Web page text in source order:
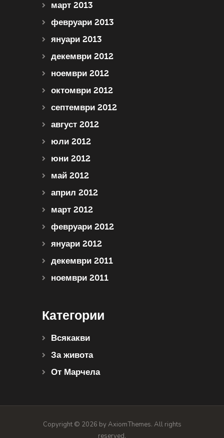
март 2013
февруари 2013
януари 2013
декември 2012
ноември 2012
октомври 2012
септември 2012
август 2012
юли 2012
юни 2012
май 2012
април 2012
март 2012
февруари 2012
януари 2012
декември 2011
ноември 2011
Категории
Всякакви
За живота
От Марчела
Copyright © 2026 by AxiomThemes. All rights
reserved.